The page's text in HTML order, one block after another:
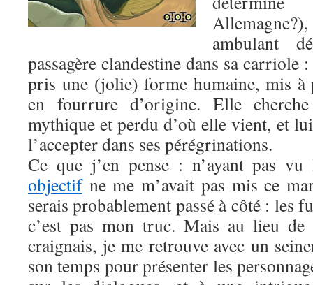
ambulant
passagère clandestine dans sa carriole
pris une (jolie) forme humaine, mis à
en fourrure d’origine. Elle
mythique et perdu d’où elle vient, et
l’accepter dans ses pérégrinations.
Ce que j’en pense : n’ayant pas
objectifne me m’avait pas mis ce
serais probablement passé à côté : les
c’est pas mon truc. Mais au lieu de
craignais, je me retrouve avec un
son temps pour présenter les